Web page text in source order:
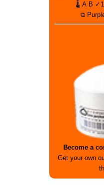
🌡 A B
⧉
Become a
Get your own